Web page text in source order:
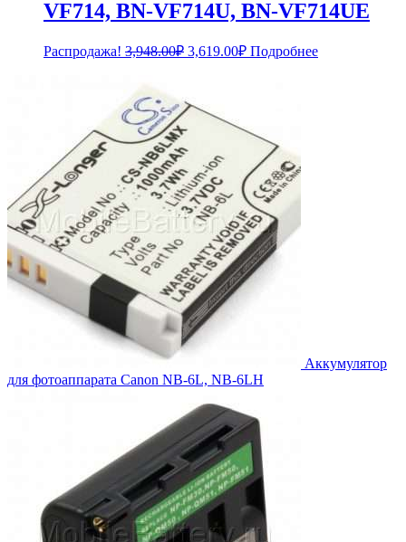
VF714, BN-VF714U, BN-VF714UE
Распродажа! 3,948.00₽ Первоначальная
3,948.00₽.
3,619.00₽Текущая
Подробнее
Аккумулятор
для фотоаппарата Canon NB-6L, NB-6LH